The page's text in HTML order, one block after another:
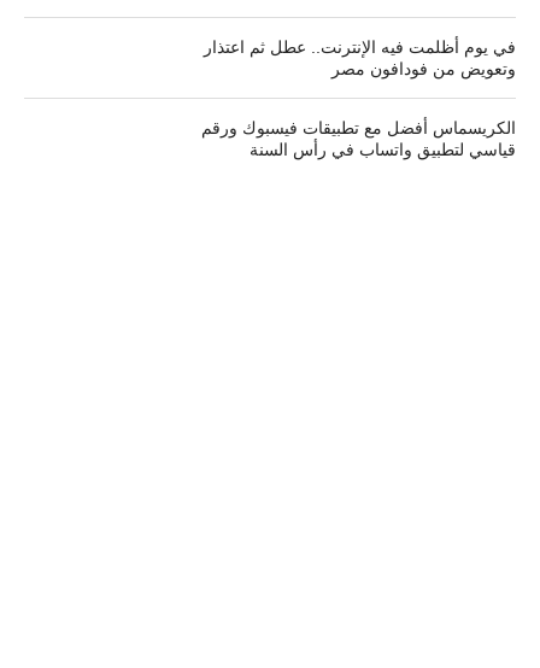
في يوم أظلمت فيه الإنترنت.. عطل ثم اعتذار
وتعويض من فودافون مصر
الكريسماس أفضل مع تطبيقات فيسبوك ورقم
قياسي لتطبيق واتساب في رأس السنة